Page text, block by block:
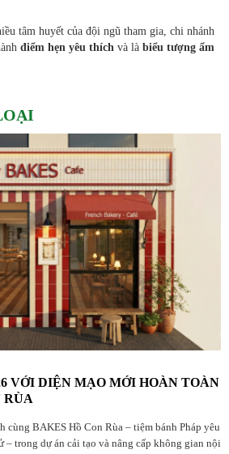
tâm huyết của đội ngũ tham gia, chi nhánh
điểm hẹn yêu thích và là biểu tượng ẩm
VỚI DIỆN MẠO MỚI HOÀN TOÀN
RÙA
cùng BAKES Hồ Con Rùa – tiệm bánh Pháp yêu
– trong dự án cải tạo và nâng cấp không gian nội